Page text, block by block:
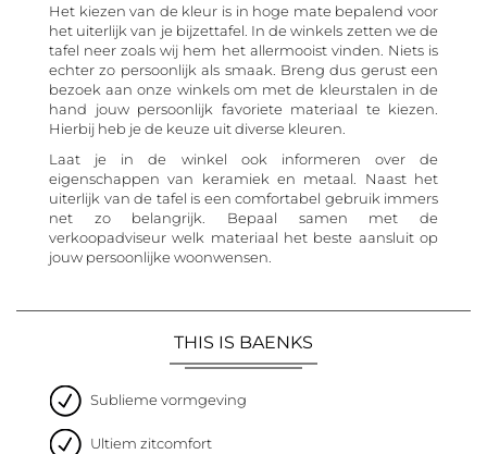
Het kiezen van de kleur is in hoge mate bepalend voor
het uiterlijk van je bijzettafel. In de winkels zetten we de
tafel neer zoals wij hem het allermooist vinden. Niets is
echter zo persoonlijk als smaak. Breng dus gerust een
bezoek aan onze winkels om met de kleurstalen in de
hand jouw persoonlijk favoriete materiaal te kiezen.
Hierbij heb je de keuze uit diverse kleuren.
Laat je in de winkel ook informeren over de
eigenschappen van keramiek en metaal. Naast het
uiterlijk van de tafel is een comfortabel gebruik immers
net zo belangrijk. Bepaal samen met de
verkoopadviseur welk materiaal het beste aansluit op
jouw persoonlijke woonwensen.
THIS IS BAENKS
Sublieme vormgeving
Ultiem zitcomfort